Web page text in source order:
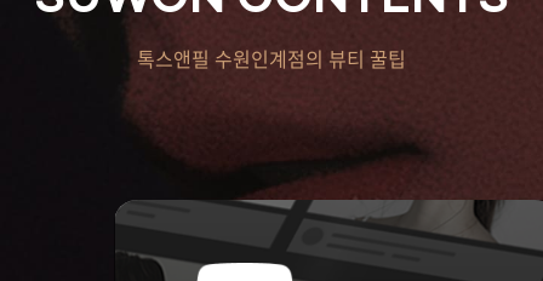
톡스앤필 수원인계점의 뷰티 꿀팁